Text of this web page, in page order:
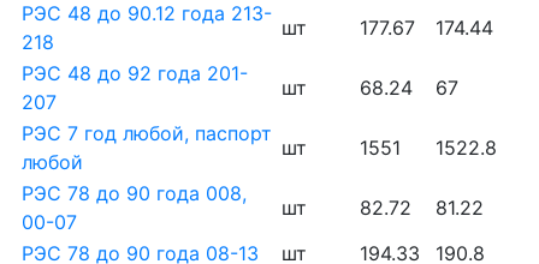
РЭС 48 до 90.12 года 213-
218
шт 177.67
174.44
РЭС 48 до 92 года 201-
207
шт 68.24
67
РЭС 7 год любой, паспорт
любой
шт 1551
1522.8
РЭС 78 до 90 года 008,
00-07
шт 82.72
81.22
РЭС 78 до 90 года 08-13
шт 194.33
190.8